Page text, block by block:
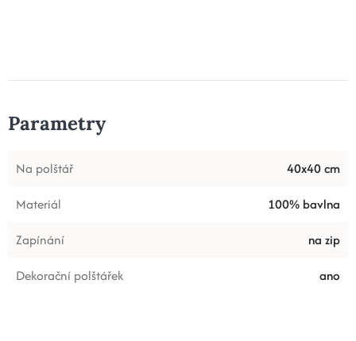
Parametry
Na polštář
40x40 cm
Materiál
100% bavlna
Zapínání
na zip
Dekorační polštářek
ano